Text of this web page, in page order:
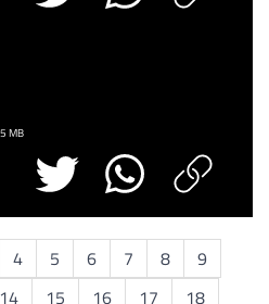
MB
4 5 6 7 8
9
14 15 16 17 18